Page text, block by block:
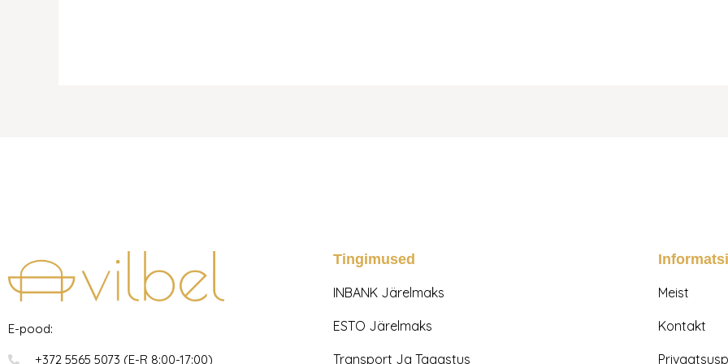
E-pood:
+372 5565 5073 (E-R 8:00-17:00)
Tingimused
INBANK Järelmaks
ESTO Järelmaks
Transport Ja Tagastus
Meist
Kontakt